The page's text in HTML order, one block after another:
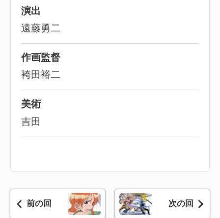
演出
遠藤勇二
作画監督
袴田裕二
美術
吉田
前の回 次の回